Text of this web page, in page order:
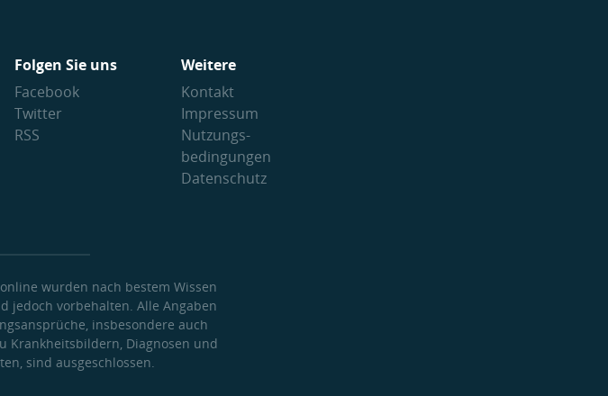
Folgen Sie uns
Facebook
Twitter
RSS
Weitere
Kontakt
Impressum
Nutzungs­
bedingungen
Datenschutz
wurden nach bestem Wissen
jedoch vorbehalten. Alle Angaben
insbesondere auch
Krankheitsbildern, Diagnosen und
sind ausgeschlossen.